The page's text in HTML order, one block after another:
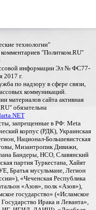
технологии"
"Политком.RU"
информации Эл № ФС77-
2017 г.
по надзору в сфере связи,
коммуникаций.
материалов сайта активная
обязательна
запрещенные в РФ: Meta
корпус (РДК), Украинская
Национал-Большевистская
Мизантропик Дивижн,
Бандеры, НСО, Славянский
партия Туркестана, Хайят
Братья мусульмане, Легион
«Чеченская Республика
«Азов», полк «Азов»),
государство» («Исламское
Ирака и Леванта»,